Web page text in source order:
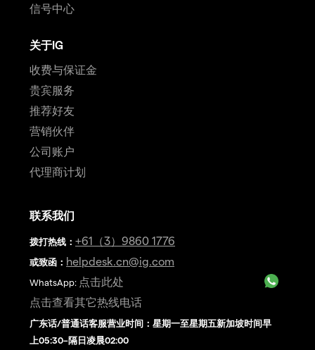
信号中心
关于IG
收费与保证金
贵宾服务
推荐好友
营销伙伴
公司账户
代理商计划
联系我们
拨打热线 ： +61（3）9860 1776
或致函： helpdesk.cn@ig.com
WhatsApp: 点击此处
点击查看其它热线电话
广东话/普通话客服营业时间：星期一至星期五新加坡时间早
上05:30–隔日凌晨02:00